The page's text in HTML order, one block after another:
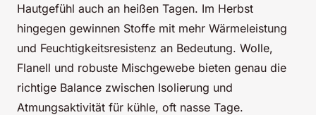
Hautgefühl auch an heißen Tagen. Im Herbst
hingegen gewinnen Stoffe mit mehr Wärmeleistung
und Feuchtigkeitsresistenz an Bedeutung. Wolle,
Flanell und robuste Mischgewebe bieten genau die
richtige Balance zwischen Isolierung und
Atmungsaktivität für kühle, oft nasse Tage.